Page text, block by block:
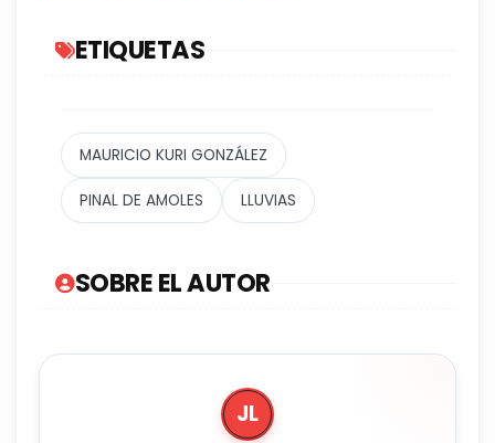
ETIQUETAS
MAURICIO KURI GONZÁLEZ
PINAL DE AMOLES LLUVIAS
SOBRE EL AUTOR
JL